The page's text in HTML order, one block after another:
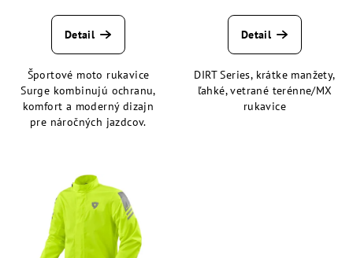
Detail
Športové moto rukavice
Surge kombinujú ochranu,
komfort a moderný dizajn
pre náročných jazdcov.
Detail
DIRT Series, krátke manžety,
ľahké, vetrané terénne/MX
rukavice